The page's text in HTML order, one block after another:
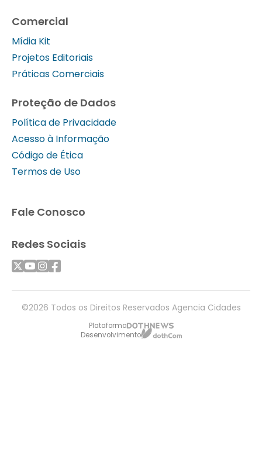
Comercial
Mídia Kit
Projetos Editoriais
Práticas Comerciais
Proteção de Dados
Política de Privacidade
Acesso à Informação
Código de Ética
Termos de Uso
Fale Conosco
Redes Sociais
©2026 Todos os Direitos Reservados Agencia Cidades
Plataforma
Desenvolvimento